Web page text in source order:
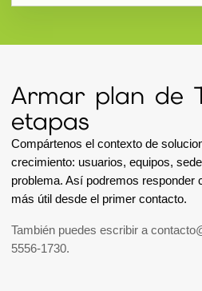
Armar plan de
etapas
Compártenos el contexto de
crecimiento: usuarios, equipos,
problema. Así podremos responder
más útil desde el primer contacto.
También puedes escribir a
5556-1730.